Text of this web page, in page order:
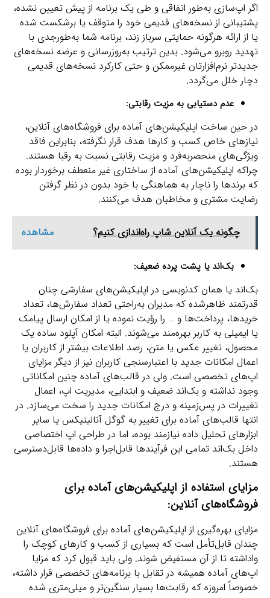
اگر اپ‌سازی به‌طور اتفاقی و طی یک برنامه از پیش تعیین نشده،
پشتیبانی از نسخه‌های قدیمی‌ خود را متوقف یا برشکست شده
یا از ارائه هرگونه حمایتی سرباز زند، برنامه شما به‌طورجدی با
تهدید روبرو می‌شود. بدین ترتیب به‌روزرسانی و عرضه‌ نسخه‌های
جدیدتر نرم‌افزارتان غیرممکن و حتی کارکرد نسخه‌های قدیمی
دچار خلل می‌گردد.
عدم دستیابی به مزیت رقابتی:
در حین ساخت اپلیکیشن‌های آماده برای فروشگاه‌های آنلاین،
نیازهای خاص کسب و کارها هدف قرار نگرفته، بنابراین فاقد
ویژگی‌های منحصربه‌فرد و مزیت رقابتی نسبت به رقبا هستند.
چراکه اپلیکیشن‌های آماده از ساختاری غیر منعطف برخوردار بوده
که برندها را ناچار به هماهنگی با خود بدون در نظر گرفتن
رضایت مشتری و مخاطبان هدف می‌کنند.
مشاهده چگونه یک آنلاین شاپ راه‌اندازی کنیم؟
بک‌اند یا پشت پرده ضعیف:
بک‌اند یا همان کدنویسی در اپلیکیشن‌های سفارشی چنان
قدرتمند ظاهرشده که مدیران به‌راحتی تعداد سفارش‌ها، تعداد
خریدها، پرداخت‌ها و … را رؤیت نموده یا از امکان ارسال پیامک
یا ایمیلی به کاربر بهره‌مند می‌شوند. البته امکان آپلود ساده یک
محصول، تغییر عکس یا متن، رصد اطلاعات بیشتر از کاربران یا
اعمال امکانات جدید با اعتبارسنجی کاربران نیز از دیگر مزایای
اپ‌های تخصصی است. ولی در قالب‌های آماده چنین امکاناتی
وجود نداشته و بک‌اند ضعیف و ابتدایی، مدیریت اپ، اعمال
تغییرات در پس‌زمینه و درج امکانات جدید را سخت می‌سازد. در
انتها قالب‌های آماده برای تغییر به گوگل آنالیتیکس یا سایر
ابزارهای تحلیل داده نیازمند بوده، اما در طراحی اپ اختصاصی
داخل بک‌اند تمامی این فرآیندها قابل‌اجرا و داده‌ها قابل‌دسترسی
هستند.
مزایای استفاده از اپلیکیشن‌های آماده برای
فروشگاه‌های آنلاین:
مزایای بهره‌گیری از اپلیکیشن‌های آماده برای فروشگاه‌های آنلاین
چندان قابل‌تأمل است که بسیاری از کسب و کارهای کوچک را
واداشته تا از آن مستفیض شوند. ولی باید قبول کرد که مزایا
اپ‌های آماده همیشه در تقابل با برنامه‌های تخصصی قرار داشته،
خصوصاً امروزه که رقابت‌ها بسیار سنگین‌تر و میلی‌متری شده